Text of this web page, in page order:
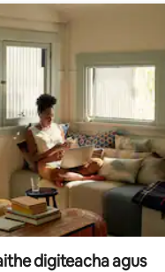
digiteacha agus